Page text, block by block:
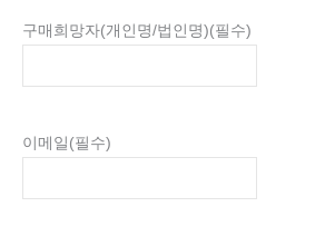
구매희망자(개인명/법인명)(필수)
이메일 (필수)